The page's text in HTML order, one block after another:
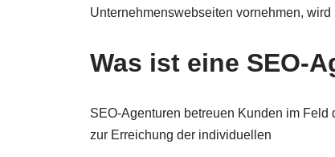
Unternehmenswebseiten vornehmen,
Was ist eine SEO-
SEO-Agenturen betreuen Kunden im
zur Erreichung der individuellen